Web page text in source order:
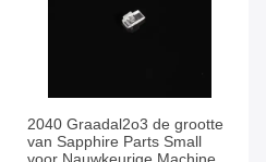
2040 Graadal2o3 de grootte
van Sapphire Parts Small